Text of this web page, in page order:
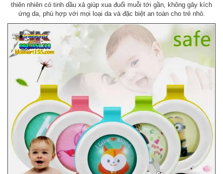
thiên nhiên có tinh dầu xả giúp xua đuổi muỗi tới gần, không gây kích
ứng da, phù hợp với mọi loại da và đặc biệt an toàn cho trẻ nhỏ.